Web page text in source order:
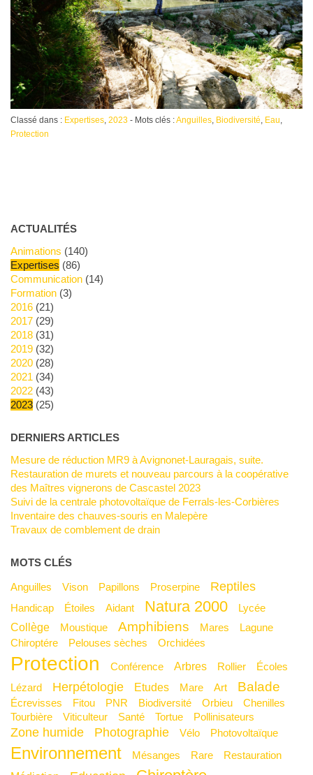
Classé dans : Expertises, 2023- Mots clés :Anguilles, Biodiversité, Eau,
Protection
ACTUALITÉS
Animations (140)
Expertises (86)
Communication(14)
Formation(3)
2016(21)
2017(29)
2018(31)
2019(32)
2020(28)
2021 (34)
2022(43)
2023(25)
DERNIERS ARTICLES
Mesure de réduction MR9 à Avignonet-Lauragais, suite.
Restauration de murets et nouveau parcours à la coopérative
des Maîtres vignerons de Cascastel 2023
Suivi de la centrale photovoltaïque de Ferrals-les-Corbières
Inventaire des chauves-souris en Malepère
Travaux de comblement de drain
MOTS CLÉS
Anguilles Vison Papillons Proserpine Reptiles
Handicap Étoiles Aidant Natura 2000 Lycée
Collège Moustique Amphibiens Mares
Lagune
Chiroptére
Pelouses sèches Orchidées
Protection Conférence Arbres Rollier
Écoles
Lézard
Herpétologie Etudes mare Art Balade
Écrevisses Fitou PNR Biodiversité Orbieu
Chenilles
Tourbière
Viticulteur Santé Tortue Pollinisateurs
Zone humide Photographie Vélo Photovoltaïque
Environnement Mésanges Rare Restauration